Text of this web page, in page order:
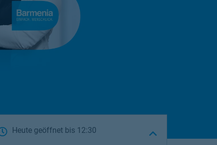
Heute geöffnetbis 12:30